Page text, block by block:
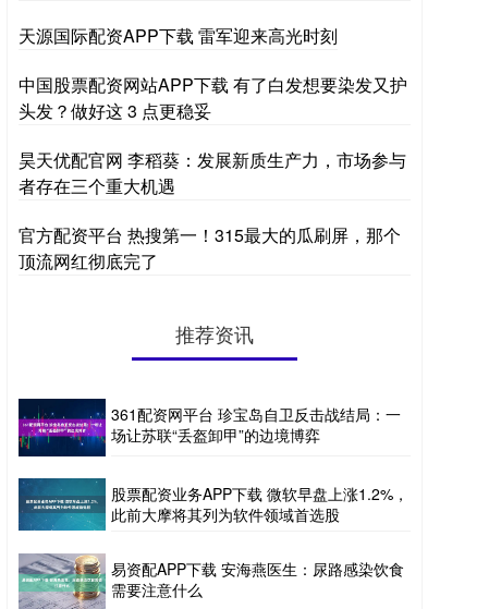
天源国际配资APP下载 雷军迎来高光时刻
中国股票配资网站APP下载 有了白发想要染发又护
头发？做好这 3 点更稳妥
昊天优配官网 李稻葵：发展新质生产力，市场参与
者存在三个重大机遇
官方配资平台 热搜第一！315最大的瓜刷屏，那个
顶流网红彻底完了
推荐资讯
361配资网平台 珍宝岛自卫反击战结局：一
场让苏联“丢盔卸甲”的边境博弈
股票配资业务APP下载 微软早盘上涨1.2%，
此前大摩将其列为软件领域首选股
易资配APP下载 安海燕医生：尿路感染饮食
需要注意什么